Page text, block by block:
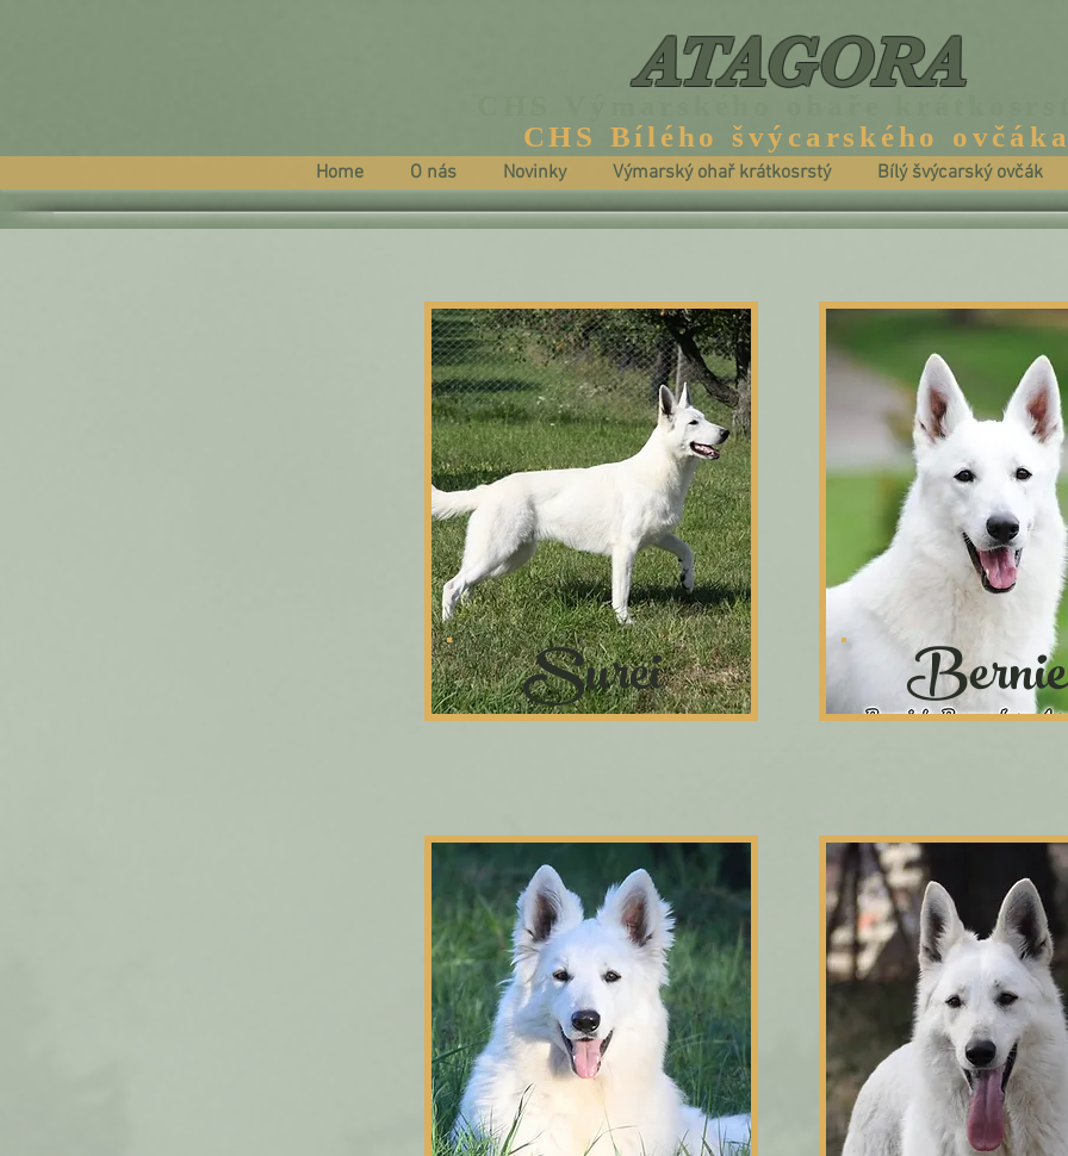
ATAGORA
CHS Bílého švýcarského
Home O nás Novinky Výmarský ohař krátkosrstý Bílý švýcarský ovčák
Surei Bernie